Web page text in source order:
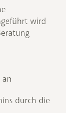
wird
an
durch die